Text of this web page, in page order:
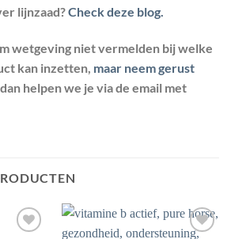
lijnzaad?Check deze blog.
wetgeving niet vermelden bij welke
kan inzetten, maar neem gerust
helpen we je via de email met